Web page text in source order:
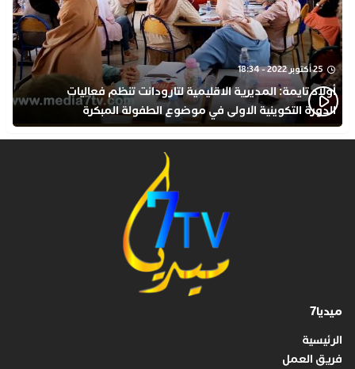
25 أكتوبر 2022 - 18:34
أولاد تايمة: المديرية الاقليمية لتارودانت تنظم فعاليات
الدورة التكوينية الاولى في موضوع الطفولة المبكرة
بمركز التكوين ثانوية الحسن الثاني التأهيلية
ميديا7
الرئيسية
فريق العمل